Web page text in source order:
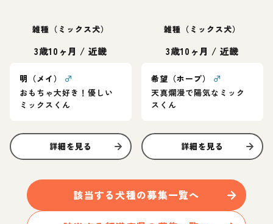
雑種（ミックス犬）
3歳10ヶ月 / 近畿
明（メイ）
♂
おもちゃ大好き！優しい
ミックスくん
詳細を見る
雑種（ミックス犬）
3歳10ヶ月 / 近畿
希望（ホープ）
♂
天真爛漫で陽気なミック
スくん
詳細を見る
該当する犬種の募集一覧へ